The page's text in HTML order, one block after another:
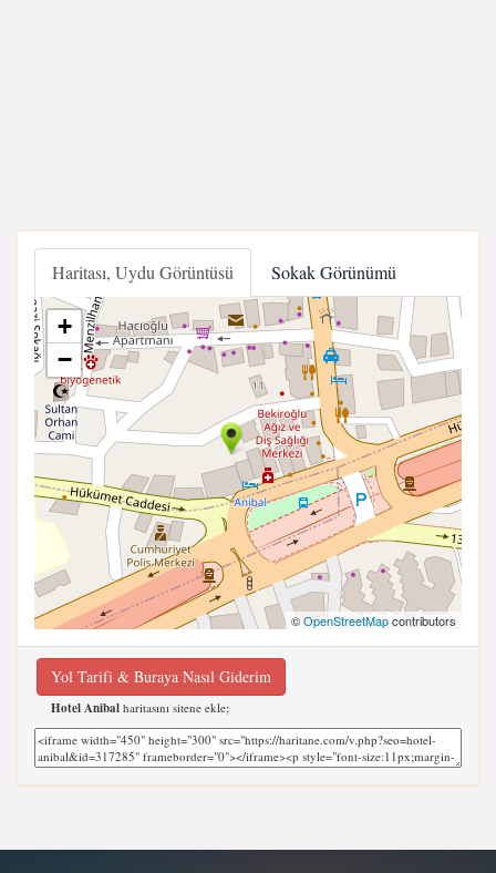
Haritası, Uydu Görüntüsü Sokak Görünümü
+
−
©OpenStreetMapcontributors
Yol Tarifi & Buraya Nasıl Giderim
Hotel Anibal haritasını sitene ekle;